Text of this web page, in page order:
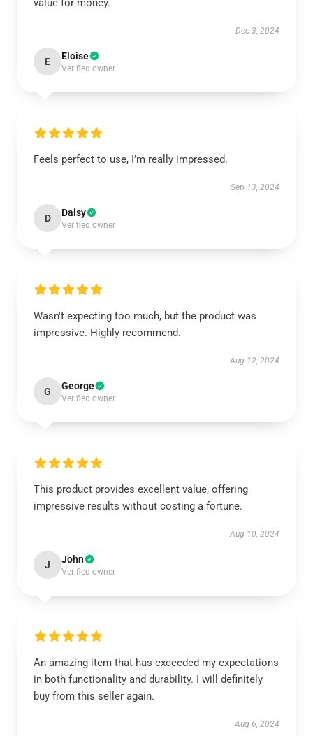
value for money.
Dec 3, 2024
E Eloise
Verified owner
Feels perfect to use, I’m really impressed.
Sep 13, 2024
D Daisy
Verified owner
Wasn't expecting too much, but the product was
impressive. Highly recommend.
Aug 12, 2024
G George
Verified owner
This product provides excellent value, offering
impressive results without costing a fortune.
Aug 10, 2024
J John
Verified owner
An amazing item that has exceeded my expectations
in both functionality and durability. I will definitely
buy from this seller again.
Aug 6, 2024